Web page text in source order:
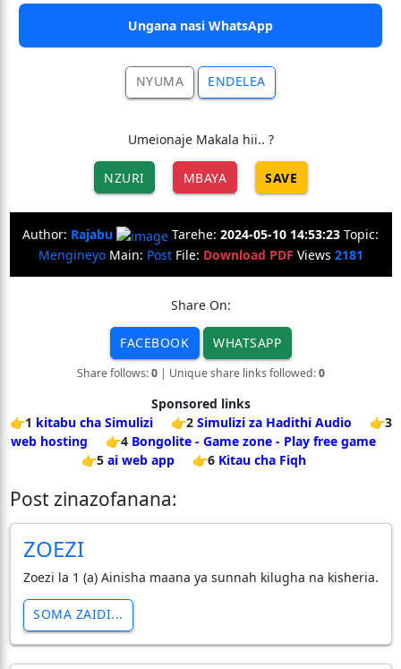
Ungana nasi WhatsApp
NYUMA ENDELEA
Umeionaje Makala hii.. ?
NZURI MBAYA SAVE
Author: Rajabu Tarehe: 2024-05-10 14:53:23 Topic:
MengineyoMain: PostFile: Download PDF Views 2181
Share On:
FACEBOOK WHATSAPP
Share follows:0| Unique share links followed:0
Sponsored links
👉1 kitabu cha Simulizi 👉2 Simulizi za Hadithi Audio
👉3
web hosting
👉4 Bongolite - Game zone - Play free game
👉5 ai web app 👉6 Kitau cha Fiqh
Post zinazofanana:
ZOEZI
Zoezi la 1 (a) Ainisha maana ya sunnah kilugha na kisheria.
SOMA ZAIDI...